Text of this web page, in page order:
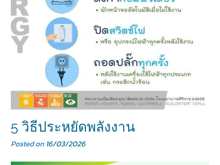
5 วิธีประหยัดพลังงาน
Posted on16/03/2026